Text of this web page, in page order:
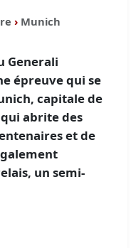
› Munich
Generali
épreuve qui se
capitale de
abrite des
et de
un semi-